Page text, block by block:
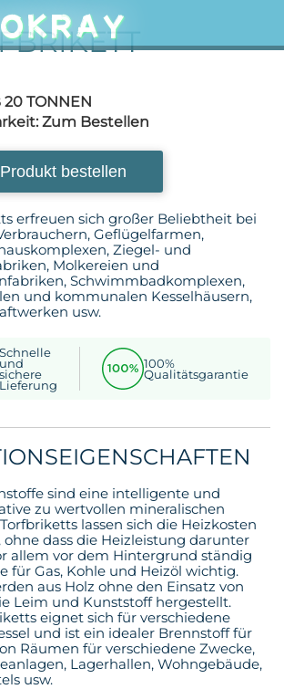
20 TONNEN
Zum Bestellen
bestellen
erfreuen sich großer Beliebtheit bei
Geflügelfarmen,
Ziegel- und
Molkereien und
Schwimmbadkomplexen,
und kommunalen Kesselhäusern,
usw.
Schnelle
und
sichere
Lieferung
100%
Qualitätsgarantie
sind eine intelligente und
zu wertvollen mineralischen
lassen sich die Heizkosten
dass die Heizleistung darunter
allem vor dem Hintergrund ständig
für Gas, Kohle und Heizöl wichtig.
aus Holz ohne den Einsatz von
Leim und Kunststoff hergestellt.
eignet sich für verschiedene
und ist ein idealer Brennstoff für
Räumen für verschiedene Zwecke,
Lagerhallen, Wohngebäude,
usw.